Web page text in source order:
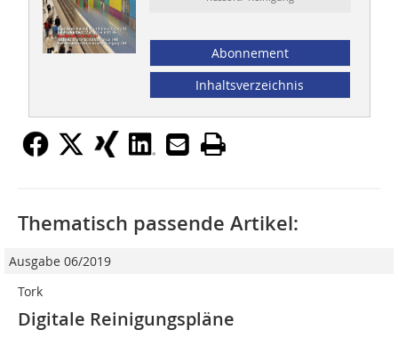
Abonnement
Inhaltsverzeichnis
Thematisch passende Artikel:
Ausgabe 06/2019
Tork
Digitale Reinigungspläne